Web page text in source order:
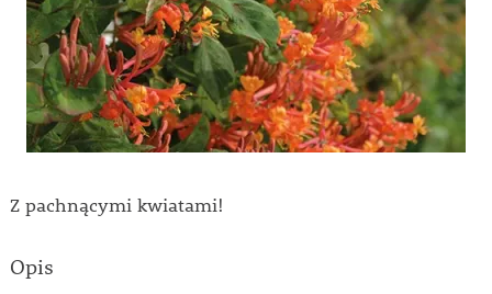
Z pachnącymi kwiatami!
Opis